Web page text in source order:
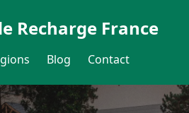
Recharge France
Blog Contact